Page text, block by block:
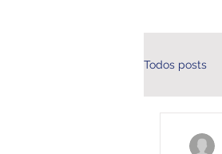
Todos posts